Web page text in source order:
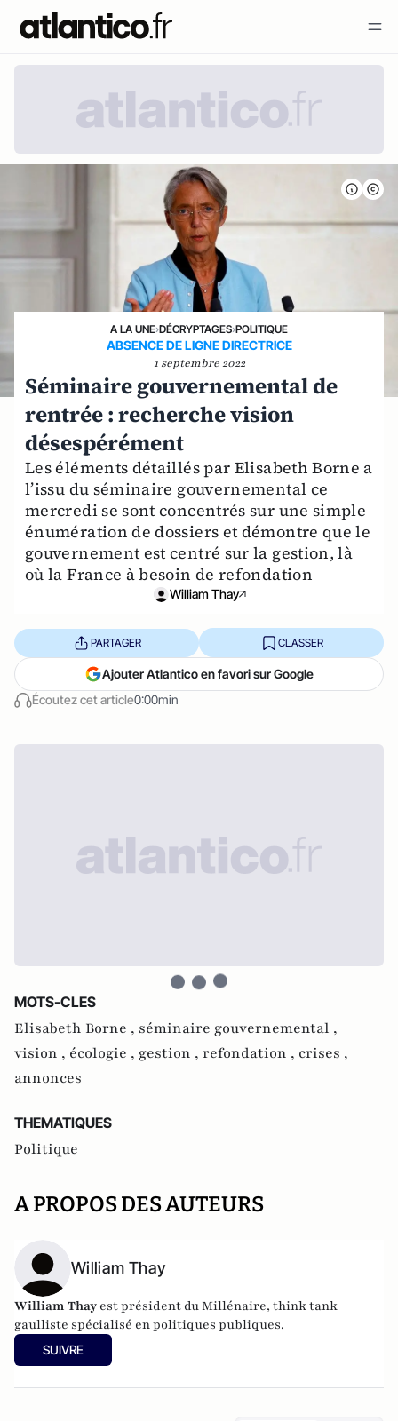
A LA UNE›DÉCRYPTAGES›POLITIQUE
ABSENCE DE LIGNE DIRECTRICE
1 septembre 2022
Séminaire gouvernemental de
rentrée : recherche vision
désespérément
Les éléments détaillés par Elisabeth Borne a
l’issu du séminaire gouvernemental ce
mercredi se sont concentrés sur une simple
énumération de dossiers et démontre que le
gouvernement est centré sur la gestion, là
où la France à besoin de refondation
William Thay
Écoutez cet article0:00min
PARTAGER CLASSER
Ajouter Atlantico en favori sur Google
MOTS-CLES
Elisabeth Borne , séminaire gouvernemental ,
vision , écologie , gestion , refondation , crises ,
annonces
THEMATIQUES
Politique
A PROPOS DES AUTEURS
William Thay
William Thay est président du Millénaire, think tank
gaulliste spécialisé en politiques publiques.
SUIVRE